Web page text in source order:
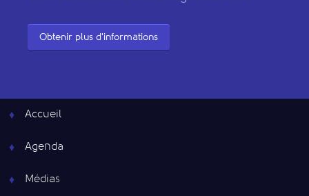
Obtenir plus d'informations
Accueil
Agenda
Médias